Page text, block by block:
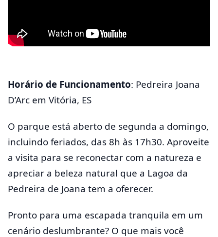
Horário de Funcionamento: Pedreira Joana
D’Arc em Vitória, ES
O parque está aberto de segunda a domingo,
incluindo feriados, das 8h às 17h30. Aproveite
a visita para se reconectar com a natureza e
apreciar a beleza natural que a Lagoa da
Pedreira de Joana tem a oferecer.
Pronto para uma escapada tranquila em um
cenário deslumbrante? O que mais você